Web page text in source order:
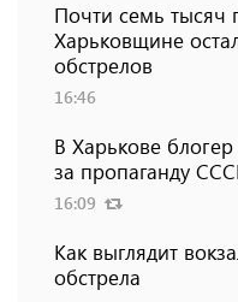
Почти семь тысяч
Харьковщине
обстрелов
16:46
В Харькове
за пропаганду
16:09
Как выглядит
обстрела